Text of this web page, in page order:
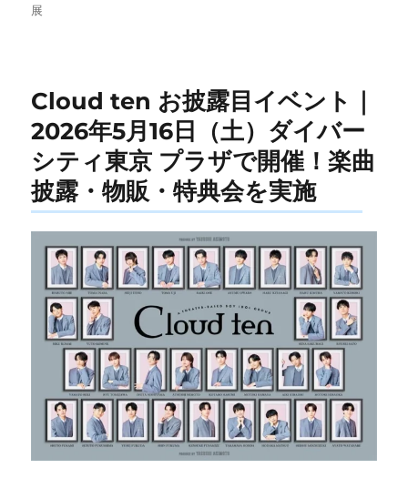
日:
展
Cloud ten お披露目イベント｜
2026年5月16日（土）ダイバー
シティ東京 プラザで開催！楽曲
披露・物販・特典会を実施